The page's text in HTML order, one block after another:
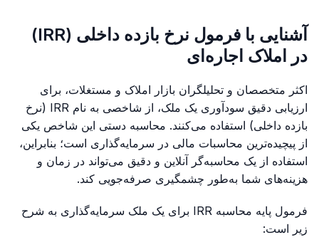
آشنایی با فرمول نرخ بازده داخلی (IRR)
در املاک اجاره‌ای
اکثر متخصصان و تحلیلگران بازار املاک و مستغلات، برای
ارزیابی دقیق سودآوری یک ملک، از شاخصی به نام IRR (نرخ
بازده داخلی) استفاده می‌کنند. محاسبه دستی این شاخص یکی
از پیچیده‌ترین محاسبات مالی در سرمایه‌گذاری است؛ بنابراین،
استفاده از یک محاسبه‌گر آنلاین و دقیق می‌تواند در زمان و
هزینه‌های شما به‌طور چشمگیری صرفه‌جویی کند.
فرمول پایه محاسبه IRR برای یک ملک سرمایه‌گذاری به شرح
زیر است: